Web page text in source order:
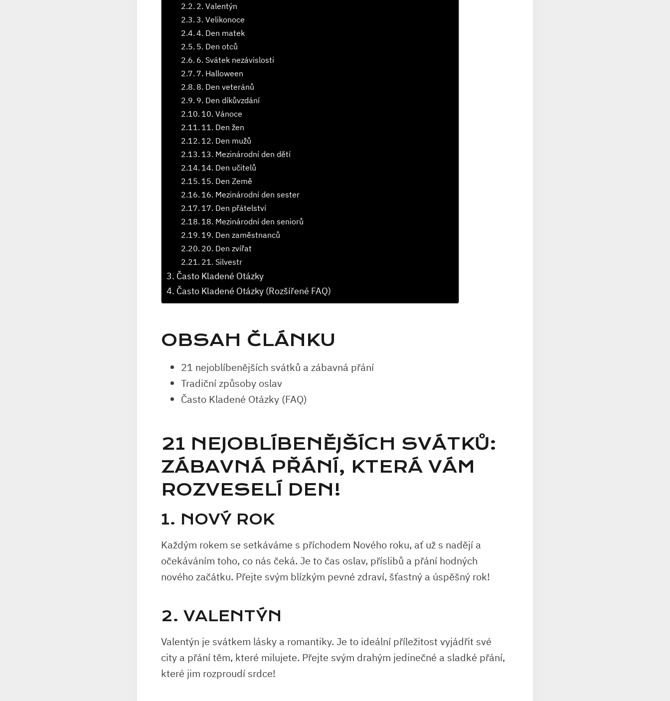
2. Valentýn
3. Velikonoce
4. Den matek
5. Den otců
6. Svátek nezávislosti
7. Halloween
8. Den veteránů
9. Den díkůvzdání
10. Vánoce
11. Den žen
12. Den mužů
13. Mezinárodní den dětí
14. Den učitelů
15. Den Země
16. Mezinárodní den sester
17. Den přátelství
18. Mezinárodní den seniorů
19. Den zaměstnanců
20. Den zvířat
21. Silvestr
Často Kladené Otázky
Často Kladené Otázky (Rozšířené FAQ)
OBSAH ČLÁNKU
21 nejoblíbenějších svátků a zábavná přání
Tradiční způsoby oslav
Často Kladené Otázky (FAQ)
21 NEJOBLÍBENĚJŠÍCH SVÁTKŮ:
ZÁBAVNÁ PŘÁNÍ, KTERÁ VÁM
ROZVESELÍ DEN!
1. NOVÝ ROK
Každým rokem se setkáváme s příchodem Nového roku, ať už s nadějí a
očekáváním toho, co nás čeká. Je to čas oslav, příslibů a přání hodných
nového začátku. Přejte svým blízkým pevné zdraví, šťastný a úspěšný rok!
2. VALENTÝN
Valentýn je svátkem lásky a romantiky. Je to ideální příležitost vyjádřit své
city a přání těm, které milujete. Přejte svým drahým jedinečné a sladké přání,
které jim rozproudí srdce!